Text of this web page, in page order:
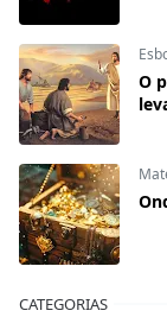
O
CATEGORIAS